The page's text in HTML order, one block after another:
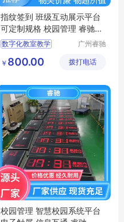
指纹签到 班级互动展示平台
可定制规格 校园管理 睿驰科
技
数字化教室教学
班级打卡报到电子班牌
广州睿驰
公司
￥ 800.00 拨打电话
校园管理 智慧校园系统平台